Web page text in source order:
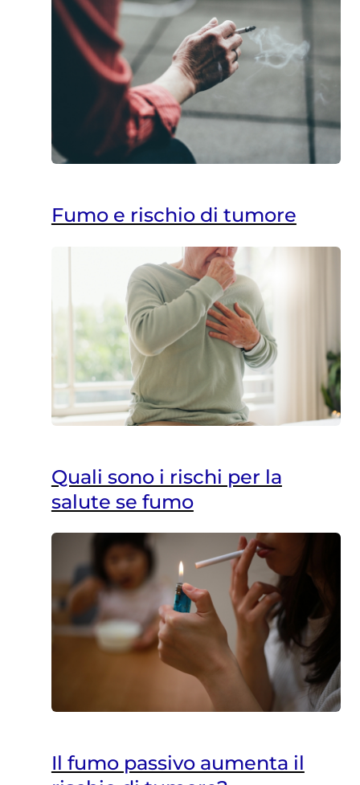
Fumo e rischio di tumore
Quali sono i rischi per la
salute se fumo
Il fumo passivo aumenta il